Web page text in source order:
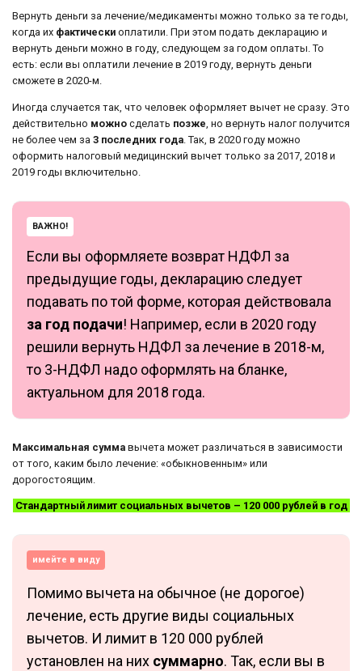
Вернуть деньги за лечение/медикаменты можно только за те годы,
когда их фактически оплатили. При этом подать декларацию и
вернуть деньги можно в году, следующем за годом оплаты. То
есть: если вы оплатили лечение в 2019 году, вернуть деньги
сможете в 2020-м.
Иногда случается так, что человек оформляет вычет не сразу. Это
действительно можно сделать позже , но вернуть налог получится
не более чем за 3 последних года . Так, в 2020 году можно
оформить налоговый медицинский вычет только за 2017, 2018 и
2019 годы включительно.
ВАЖНО!
Если вы оформляете возврат НДФЛ за
предыдущие годы, декларацию следует
подавать по той форме, которая действовала
за год подачи! Например, если в 2020 году
решили вернуть НДФЛ за лечение в 2018-м,
то 3-НДФЛ надо оформлять на бланке,
актуальном для 2018 года.
Максимальная сумма вычета может различаться в зависимости
от того, каким было лечение: «обыкновенным» или
дорогостоящим.
Стандартный лимит социальных вычетов – 120 000 рублей в год
имейте в виду
Помимо вычета на обычное (не дорогое)
лечение, есть другие виды социальных
вычетов. И лимит в 120 000 рублей
установлен на них суммарно. Так, если вы в